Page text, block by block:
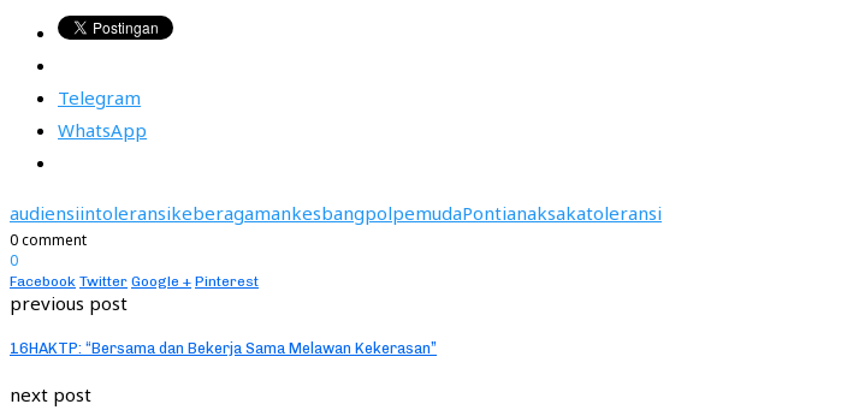
Telegram
WhatsApp
audiensiintoleransikeberagamankesbangpolpemudaPontianaksakatoleransi
0 comment
0
Facebook Twitter Google + Pinterest
previous post
16HAKTP: “Bersama dan Bekerja Sama Melawan Kekerasan”
next post